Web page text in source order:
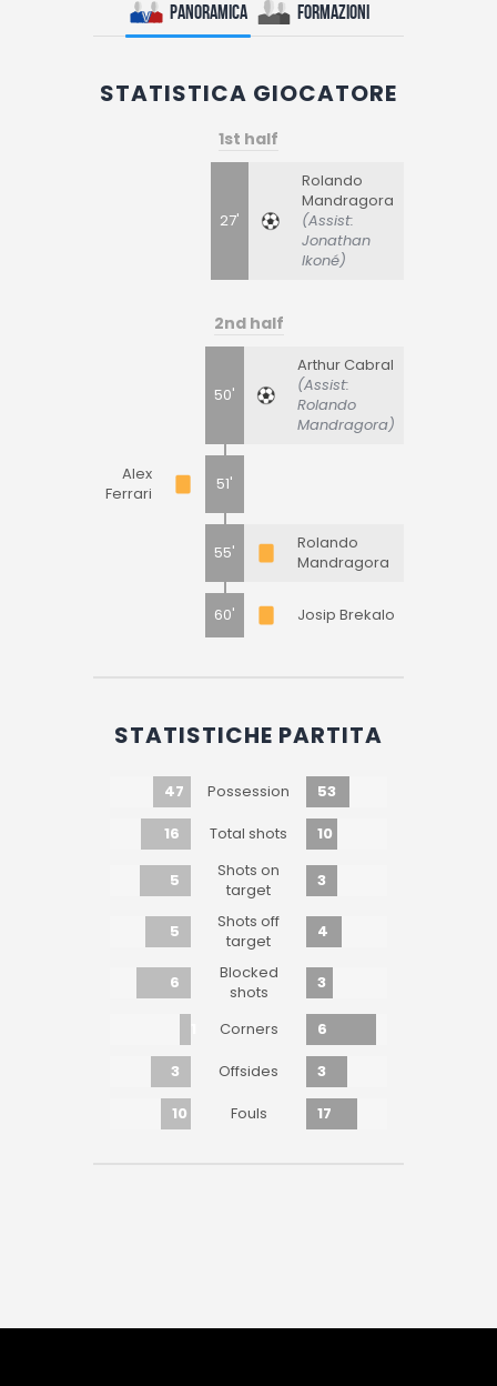
Panoramica Formazioni
STATISTICA GIOCATORE
1st half
27'
Rolando
Mandragora
(Assist:
Jonathan
Ikoné)
2nd half
50'
Arthur Cabral
(Assist:
Rolando
Mandragora)
Alex
Ferrari
51'
55'
Rolando
Mandragora
60' Josip Brekalo
STATISTICHE PARTITA
47 Possession
53
16
Total shots 10
5
Shots on
target
3
5
Shots off
target
4
6
Blocked
shots
3
Corners
6
3
Offsides
3
10
Fouls 17